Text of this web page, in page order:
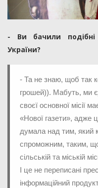
- Ви бачили
України?
- Та не знаю, щоб так
грошей)). Мабуть, ми
своєї основної місії
«Нової газети», адже
думала над тим, який
спроможним, таким,
сільській та міській
І це не переписані
інформаційний